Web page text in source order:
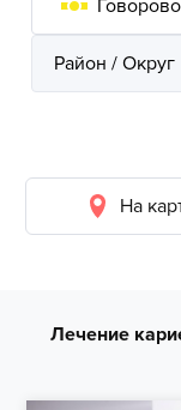
На
Лечение